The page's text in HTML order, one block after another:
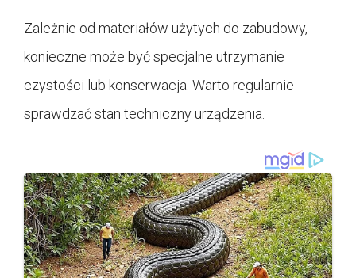
Zależnie od materiałów użytych do zabudowy,
konieczne może być specjalne utrzymanie
czystości lub konserwacja. Warto regularnie
sprawdzać stan techniczny urządzenia.